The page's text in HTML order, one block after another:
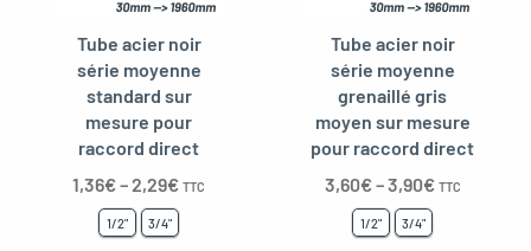
Tube acier noir
série moyenne
standard sur
mesure pour
raccord direct
1,36€–2,29€ TTC
1/2" 3/4"
Tube acier noir
série moyenne
grenaillé gris
moyen sur mesure
pour raccord direct
3,60€–3,90€ TTC
1/2" 3/4"
menu
menu